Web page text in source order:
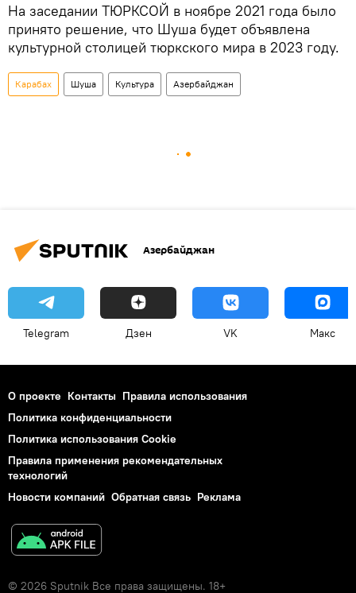
На заседании ТЮРКСОЙ в ноябре 2021 года было
принято решение, что Шуша будет объявлена
культурной столицей тюркского мира в 2023 году.
Карабах Шуша Культура Азербайджан
Азербайджан
Telegram Дзен VK Макс
О проекте Контакты Правила использования
Политика конфиденциальности
Политика использования Cookie
Правила применения рекомендательных
технологий
Новости компаний Обратная связь Реклама
© 2026 Sputnik Все права защищены. 18+